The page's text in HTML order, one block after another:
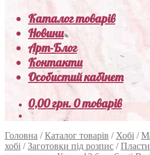
Каталог товарів
Новини
Арт-Блог
Контакти
Особистий кабінет
0,00грн.0 товарів
Головна /Каталог товарів / Хобі /
хобі /Заготовки під розпис /